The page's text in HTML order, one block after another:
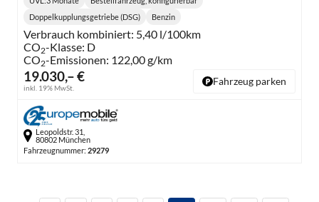
19.030,– €
inkl. 19% MwSt.
Lieferzeit:
Getriebe:
Doppelkupplungsgetriebe (DSG)
Kraftstoff:
Benzin
Verbrauch kombiniert: 5,40 l/100km
CO2-Klasse: D
CO2-Emissionen: 122,00 g/km
Fahrzeug parken
Leopoldstr. 31,
80802 München
Fahrzeugnummer: 29279